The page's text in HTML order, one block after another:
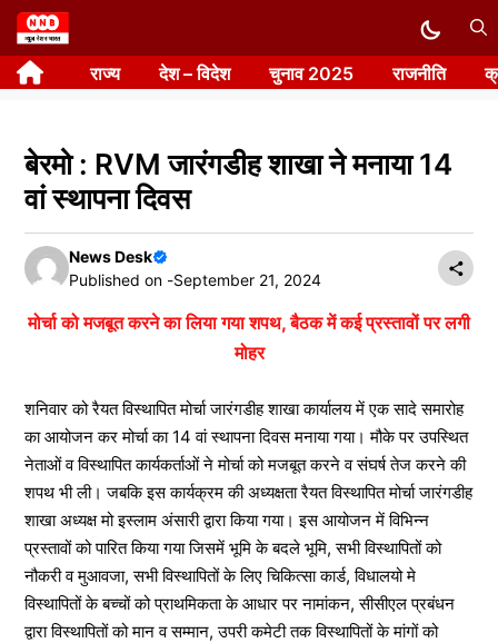
Skip
to
content राज्य देश – विदेश चुनाव 2025 राजनीति
बेरमो : RVM जारंगडीह शाखा ने मनाया 14
वां स्थापना दिवस
News Desk
Published on -September 21, 2024
मोर्चा को मजबूत करने का लिया गया शपथ, बैठक में कई प्रस्तावों पर लगी
मोहर
शनिवार को रैयत विस्थापित मोर्चा जारंगडीह शाखा कार्यालय में एक सादे समारोह
का आयोजन कर मोर्चा का 14 वां स्थापना दिवस मनाया गया। मौके पर उपस्थित
नेताओं व विस्थापित कार्यकर्ताओं ने मोर्चा को मजबूत करने व संघर्ष तेज करने की
शपथ भी ली। जबकि इस कार्यक्रम की अध्यक्षता रैयत विस्थापित मोर्चा जारंगडीह
शाखा अध्यक्ष मो इस्लाम अंसारी द्वारा किया गया। इस आयोजन में विभिन्न
प्रस्तावों को पारित किया गया जिसमें भूमि के बदले भूमि, सभी विस्थापितों को
नौकरी व मुआवजा, सभी विस्थापितों के लिए चिकित्सा कार्ड, विधालयो मे
विस्थापितों के बच्चों को प्राथमिकता के आधार पर नामांकन, सीसीएल प्रबंधन
द्वारा विस्थापितों को मान व सम्मान, उपरी कमेटी तक विस्थापितों के मांगों को